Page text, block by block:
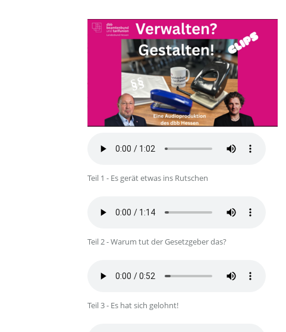
Teil 1 - Es gerät etwas ins Rutschen
Teil 2 - Warum tut der Gesetzgeber das?
Teil 3 - Es hat sich gelohnt!